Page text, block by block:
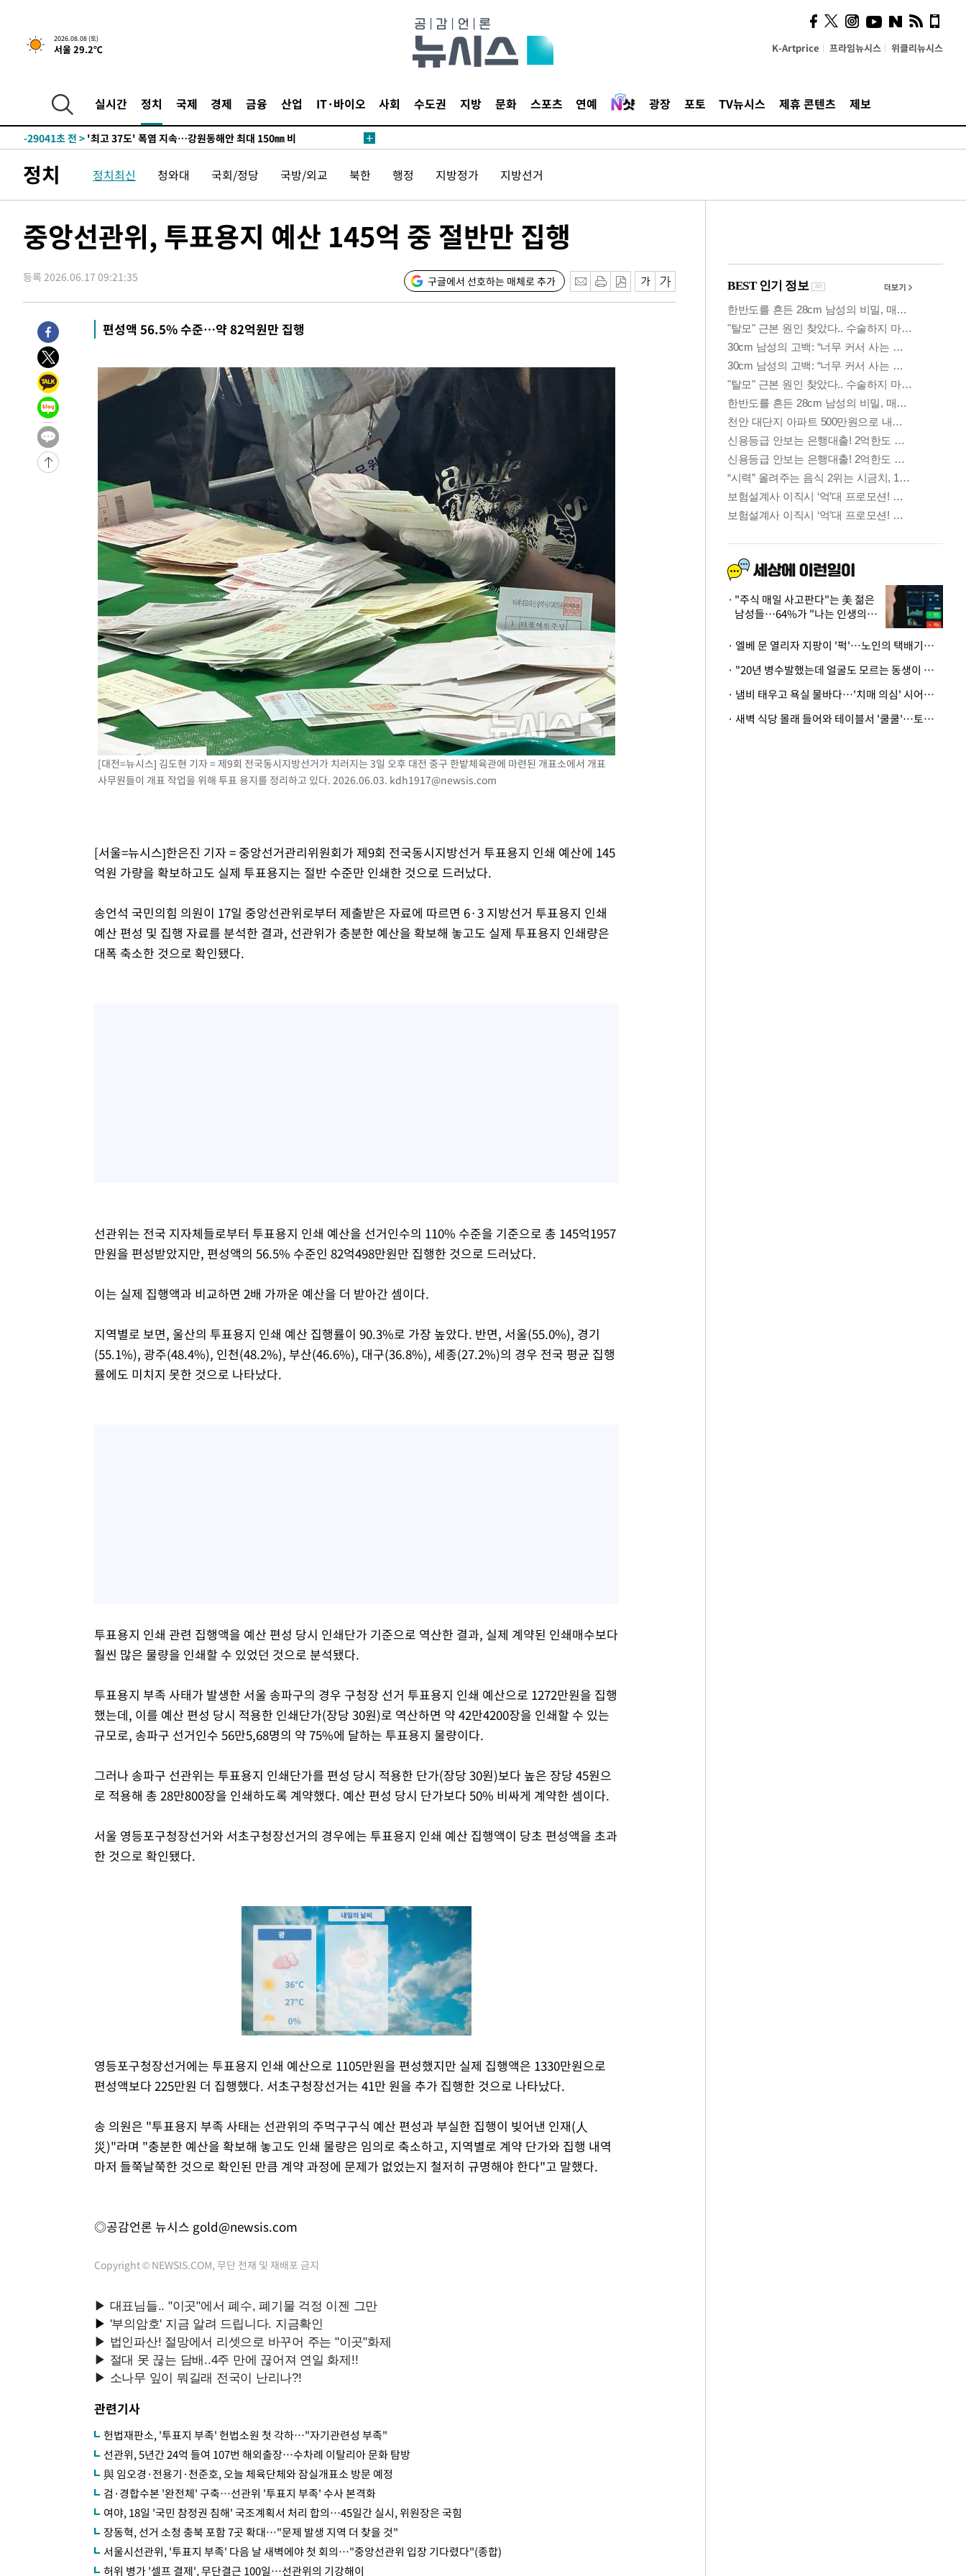
2026.08.08 (토)
서울 29.2℃ K-Artprice 프라임뉴시스 위클리뉴시스
실시간 정치 국제 경제 금융 산업 IT·바이오 사회 수도권 지방 문화 스포츠 연예 광장 포토 TV뉴시스 제휴 콘텐츠 제보
-22187초 전 >
-29041초 전 > '최고 37도' 폭염 지속…강원동해안 최대 150㎜ 비
-29061초 전 >
'최고 37도' 폭염 지속…강원동해안 최대 150㎜ 비
-22187초 전 >[속보]뉴욕증시 상승 마감…S&P 0.6% 나스닥 1.3%↑
정치 정치최신 청와대 국회/정당 국방/외교 북한 행정 지방정가 지방선거
중앙선관위, 투표용지 예산 145억 중 절반만 집행
등록 2026.06.17 09:21:35 구글에서 선호하는 매체로 추가
편성액 56.5% 수준…약 82억원만 집행
[대전=뉴시스] 김도현 기자 = 제9회 전국동시지방선거가 치러지는 3일 오후 대전 중구 한밭체육관에 마련된 개표소에서 개표
사무원들이 개표 작업을 위해 투표 용지를 정리하고 있다. 2026.06.03. kdh1917@newsis.com
[서울=뉴시스]한은진 기자 = 중앙선거관리위원회가 제9회 전국동시지방선거 투표용지 인쇄 예산에 145
억원 가량을 확보하고도 실제 투표용지는 절반 수준만 인쇄한 것으로 드러났다.
송언석 국민의힘 의원이 17일 중앙선관위로부터 제출받은 자료에 따르면 6·3 지방선거 투표용지 인쇄
예산 편성 및 집행 자료를 분석한 결과, 선관위가 충분한 예산을 확보해 놓고도 실제 투표용지 인쇄량은
대폭 축소한 것으로 확인됐다.
선관위는 전국 지자체들로부터 투표용지 인쇄 예산을 선거인수의 110% 수준을 기준으로 총 145억1957
만원을 편성받았지만, 편성액의 56.5% 수준인 82억498만원만 집행한 것으로 드러났다.
이는 실제 집행액과 비교하면 2배 가까운 예산을 더 받아간 셈이다.
지역별로 보면, 울산의 투표용지 인쇄 예산 집행률이 90.3%로 가장 높았다. 반면, 서울(55.0%), 경기
(55.1%), 광주(48.4%), 인천(48.2%), 부산(46.6%), 대구(36.8%), 세종(27.2%)의 경우 전국 평균 집행
률에도 미치지 못한 것으로 나타났다.
투표용지 인쇄 관련 집행액을 예산 편성 당시 인쇄단가 기준으로 역산한 결과, 실제 계약된 인쇄매수보다
훨씬 많은 물량을 인쇄할 수 있었던 것으로 분석됐다.
투표용지 부족 사태가 발생한 서울 송파구의 경우 구청장 선거 투표용지 인쇄 예산으로 1272만원을 집행
했는데, 이를 예산 편성 당시 적용한 인쇄단가(장당 30원)로 역산하면 약 42만4200장을 인쇄할 수 있는
규모로, 송파구 선거인수 56만5,68명의 약 75%에 달하는 투표용지 물량이다.
그러나 송파구 선관위는 투표용지 인쇄단가를 편성 당시 적용한 단가(장당 30원)보다 높은 장당 45원으
로 적용해 총 28만800장을 인쇄하도록 계약했다. 예산 편성 당시 단가보다 50% 비싸게 계약한 셈이다.
서울 영등포구청장선거와 서초구청장선거의 경우에는 투표용지 인쇄 예산 집행액이 당초 편성액을 초과
한 것으로 확인됐다.
Mute
영등포구청장선거에는 투표용지 인쇄 예산으로 1105만원을 편성했지만 실제 집행액은 1330만원으로
편성액보다 225만원 더 집행했다. 서초구청장선거는 41만 원을 추가 집행한 것으로 나타났다.
송 의원은 "투표용지 부족 사태는 선관위의 주먹구구식 예산 편성과 부실한 집행이 빚어낸 인재(人
災)"라며 "충분한 예산을 확보해 놓고도 인쇄 물량은 임의로 축소하고, 지역별로 계약 단가와 집행 내역
마저 들쭉날쭉한 것으로 확인된 만큼 계약 과정에 문제가 없었는지 철저히 규명해야 한다"고 말했다.
◎공감언론 뉴시스 gold@newsis.com
Copyright © NEWSIS.COM, 무단 전재 및 재배포 금지
관련기사
헌법재판소, '투표지 부족' 헌법소원 첫 각하…"자기관련성 부족"
선관위, 5년간 24억 들여 107번 해외출장…수차례 이탈리아 문화 탐방
與 임오경·전용기·천준호, 오늘 체육단체와 잠실개표소 방문 예정
검·경합수본 '완전체' 구축…선관위 '투표지 부족' 수사 본격화
여야, 18일 '국민 참정권 침해' 국조계획서 처리 합의…45일간 실시, 위원장은 국힘
장동혁, 선거 소청 충북 포함 7곳 확대…"문제 발생 지역 더 찾을 것"
서울시선관위, '투표지 부족' 다음 날 새벽에야 첫 회의…"중앙선관위 입장 기다렸다"(종합)
허위 병가 '셀프 결제', 무단결근 100일…선관위의 기강해이
시, 스마트폰 액세서리에
NFC 더했다
"주식 매일 사고판다"는 美 젊은
남성들…64%가 "나는 인생의
· 엘베 문 열리자 지팡이 '퍽'…노인의 택배기사 폭행 이유
· "20년 병수발했는데 얼굴도 모르는 동생이 유산 절반을"…배다른 형제 상속권 있을까
· 냄비 태우고 욕실 물바다…'치매 의심' 시어머니 검사 권유했다가 '날벼락'
· 새벽 식당 몰래 들어와 테이블서 '쿨쿨'…토사물 남기고 사라진 남성